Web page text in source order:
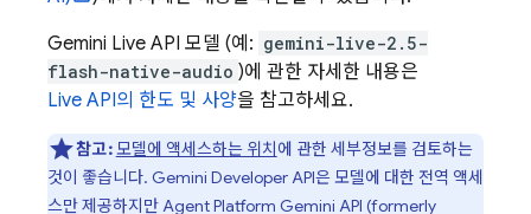
Gemini Live API 모델 (예: gemini-live-2.5-
flash-native-audio )에 관한 자세한 내용은
Live API의 한도 및 사양을 참고하세요.
참고:모델에 액세스하는 위치에 관한 세부정보를 검토하는
것이 좋습니다. Gemini Developer API은 모델에 대한 전역 액세
스만 제공하지만Agent Platform Gemini API (formerly